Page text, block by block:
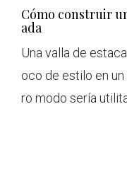
Cómo construir
ada
Una valla de
oco de estilo en
ro modo sería